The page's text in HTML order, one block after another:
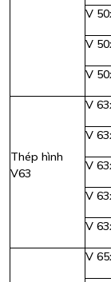
V
V
V
Thép hình
V63
V
V
V
V
V
V